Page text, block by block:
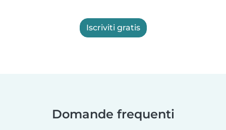
Iscriviti gratis
Domande frequenti